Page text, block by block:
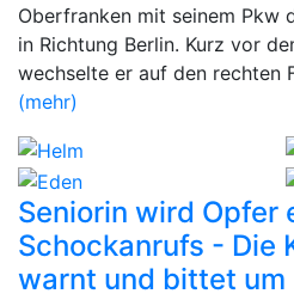
Oberfranken mit seinem Pkw
in Richtung Berlin. Kurz vor
wechselte er auf den rechten
(mehr)
Seniorin wird Opfer
Schockanrufs - Die
warnt und bittet um